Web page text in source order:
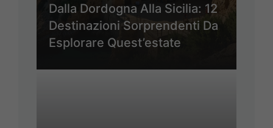
Dalla Dordogna Alla Sicilia: 12
Destinazioni Sorprendenti Da
Esplorare Quest’estate